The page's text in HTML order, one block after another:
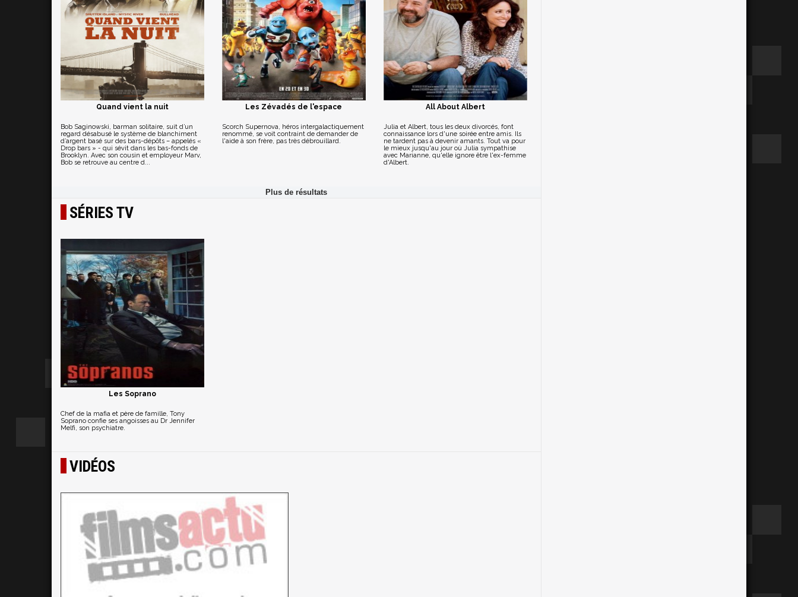
Quand vient la nuit
Bob Saginowski, barman solitaire, suit d’un
regard désabusé le système de blanchiment
d’argent basé sur des bars-dépôts – appelés «
Drop bars » - qui sévit dans les bas-fonds de
Brooklyn. Avec son cousin et employeur Marv,
Bob se retrouve au centre d...
Les Zévadés de l'espace
Scorch Supernova, héros intergalactiquement
renommé, se voit contraint de demander de
l'aide à son frère, pas très débrouillard.
All About Albert
Julia et Albert, tous les deux divorcés, font
connaissance lors d'une soirée entre amis. Ils
ne tardent pas à devenir amants. Tout va pour
le mieux jusqu'au jour où Julia sympathise
avec Marianne, qu'elle ignore être l'ex-femme
d'Albert.
SÉRIES TV
Les Soprano
Chef de la mafia et père de famille, Tony
Soprano confie ses angoisses au Dr Jennifer
Melfi, son psychiatre.
VIDÉOS